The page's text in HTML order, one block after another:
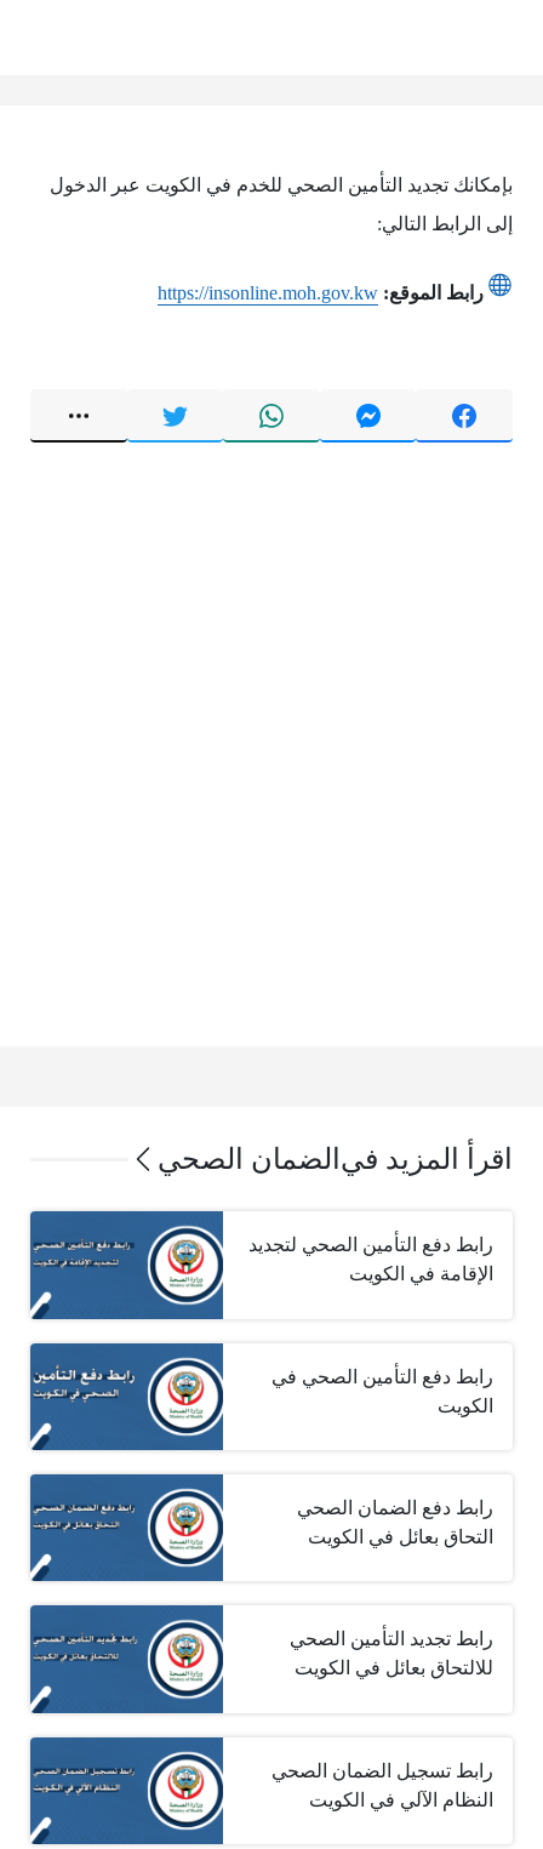
بإمكانك تجديد التأمين الصحي للخدم في الكويت عبر الدخول
إلى الرابط التالي:
رابط الموقع: https://insonline.moh.gov.kw
اقرأ المزيد في الضمان الصحي
رابط دفع التأمين الصحي لتجديد
الإقامة في الكويت
رابط دفع التأمين الصحي في
الكويت
رابط دفع الضمان الصحي
التحاق بعائل في الكويت
رابط تجديد التأمين الصحي
للالتحاق بعائل في الكويت
رابط تسجيل الضمان الصحي
النظام الآلي في الكويت